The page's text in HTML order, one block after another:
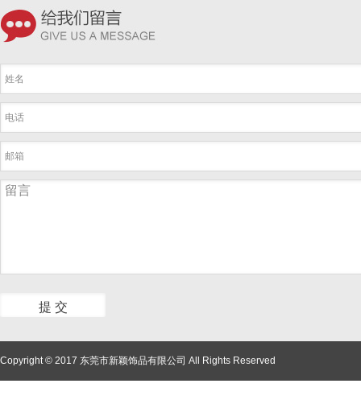
Copyright © 2017 东莞市新颖饰品有限公司 All Rights Reserved